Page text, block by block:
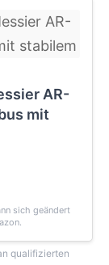
AR-
mit
sich geändert
qualifizierten